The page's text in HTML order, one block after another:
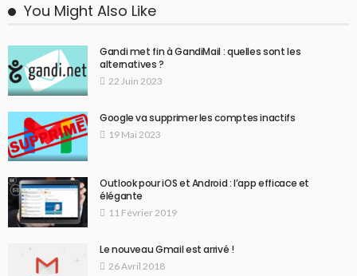
You Might Also Like
Gandi met fin à GandiMail : quelles sont les
alternatives ?
22 Juin 2023
Google va supprimer les comptes inactifs
19 Mai 2023
Outlook pour iOS et Android : l’app efficace et
élégante
11 Février 2019
Le nouveau Gmail est arrivé !
26 Avril 2018